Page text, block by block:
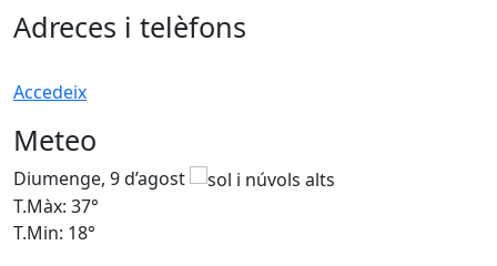
Adreces i telèfons
Accedeix
Meteo
Diumenge, 9 d’agost
T.Màx: 37°
T.Min: 18°